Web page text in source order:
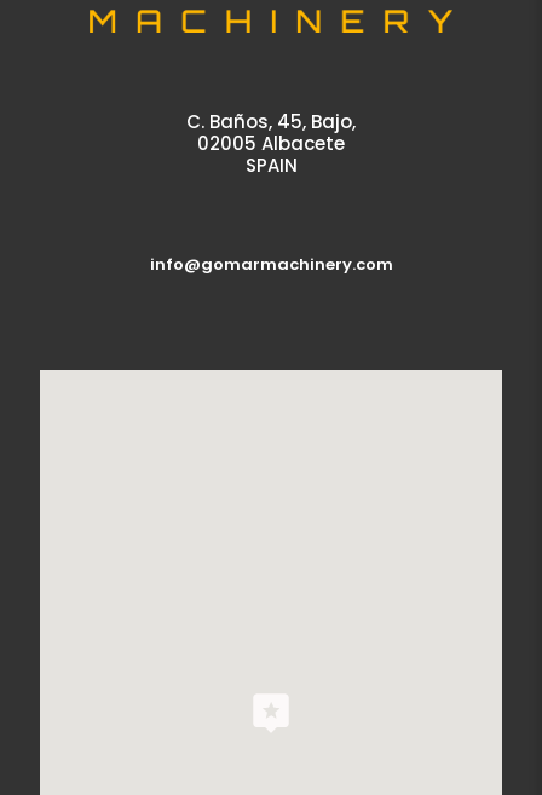
C. Baños, 45, Bajo,
02005 Albacete
SPAIN
info@gomarmachinery.com